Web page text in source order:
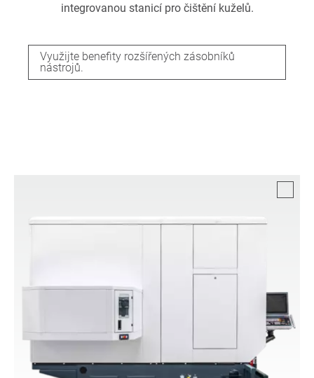
integrovanou stanicí pro čištění kuželů.
Využijte benefity rozšířených zásobníků
nástrojů.